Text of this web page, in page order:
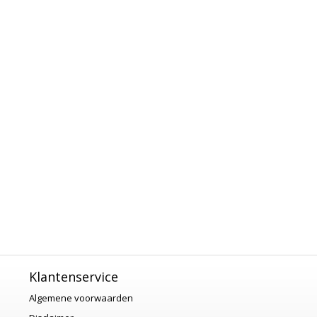
Klantenservice
Algemene voorwaarden